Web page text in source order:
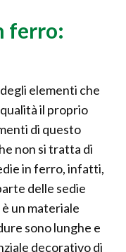
ferro:
elementi che
il proprio
di questo
non si tratta di
in ferro, infatti,
delle sedie
un materiale
sono lunghe e
decorativo di